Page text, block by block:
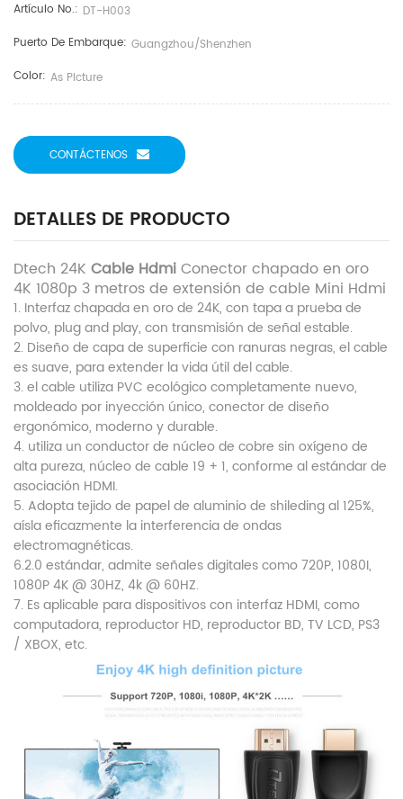
Artículo No.: DT-H003
Puerto De Embarque: Guangzhou/shenzhen
Color: As Picture
CONTÁCTENOS
DETALLES DE PRODUCTO
Dtech 24K Cable HdmiConector chapado en oro
4K 1080p 3 metros de extensión de cable Mini Hdmi
1. Interfaz chapada en oro de 24K, con tapa a prueba de
polvo, plug and play, con transmisión de señal estable.
2. Diseño de capa de superficie con ranuras negras, el cable
es suave, para extender la vida útil del cable.
3. el cable utiliza PVC ecológico completamente nuevo,
moldeado por inyección único, conector de diseño
ergonómico, moderno ydurable.
4. utiliza un conductor de núcleo de cobre sin oxígeno de
alta pureza, núcleo de cable 19 + 1, conforme al estándar de
asociación HDMI.
5. Adopta tejido de papel de aluminio de shileding al 125%,
aísla eficazmente la interferencia de ondas
electromagnéticas.
6.2.0 estándar, admite señales digitales como 720P, 1080I,
1080P 4K @ 30HZ, 4k @ 60HZ.
7. Es aplicable para dispositivos con interfaz HDMI, como
computadora, reproductor HD, reproductor BD, TV LCD, PS3
/ XBOX, etc.